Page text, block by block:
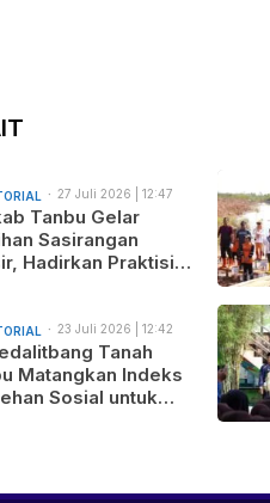
27 Juli 2026 | 12:47
am
Tanbu Gelar
Sasirangan
Hadirkan Praktisi
Produk
23 Juli 2026 | 12:42
am
Tanah
Matangkan Indeks
Sosial untuk